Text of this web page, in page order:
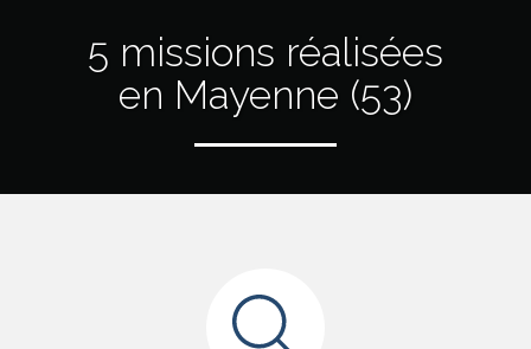
5 missions réalisées
en Mayenne (53)